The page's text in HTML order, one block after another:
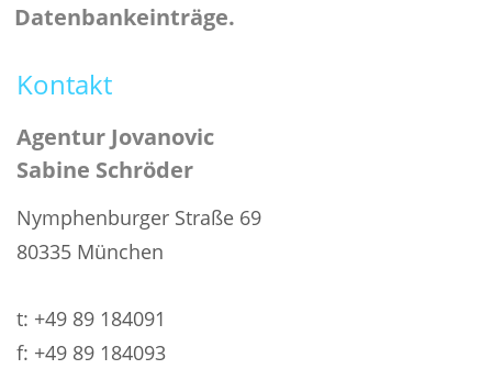
Datenbankeinträge.
Kontakt
Agentur Jovanovic
Sabine Schröder
Nymphenburger Straße 69
80335 München
t: +49 89 184091
f: +49 89 184093